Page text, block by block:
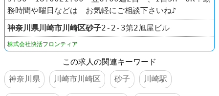
務時間や曜日などは お気軽にご相談下さいね♪
神奈川県川崎市川崎区砂子2-2-3第2旭屋ビル
株式会社快活フロンティア
この求人の関連キーワード
神奈川県
川崎市川崎区 砂子 川崎駅